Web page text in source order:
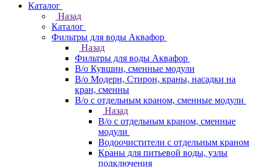
Каталог
Назад
Каталог
Фильтры для воды Аквафор
Назад
Фильтры для воды Аквафор
В/о Кувшин, сменные модули
В/о Модерн, Стирон, краны, насадки на
кран, сменны
В/о с отдельным краном, сменные модули
Назад
В/о с отдельным краном, сменные
модули
Водоочистители с отдельным краном
Краны для питьевой воды, узлы
подключения